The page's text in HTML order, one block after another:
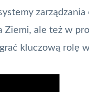
zarządzania
Ziemi, ale też w
kluczową rolę